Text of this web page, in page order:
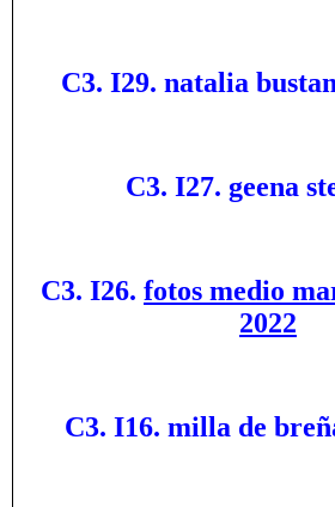
C3. I29. natalia
C3. I27. geena
C3. I26. fotos medio
2022
C3. I16. milla de